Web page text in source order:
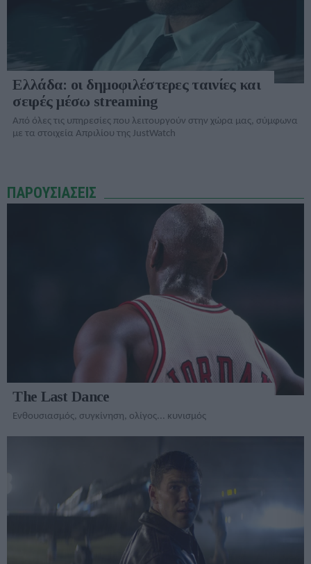
Ελλάδα: οι δημοφιλέστερες ταινίες και
σειρές μέσω streaming
Από όλες τις υπηρεσίες που λειτουργούν στην χώρα μας, σύμφωνα
με τα στοιχεία Απριλίου της JustWatch
ΠΑΡΟΥΣΙΑΣΕΙΣ
The Last Dance
Ενθουσιασμός, συγκίνηση, ολίγος... κυνισμός